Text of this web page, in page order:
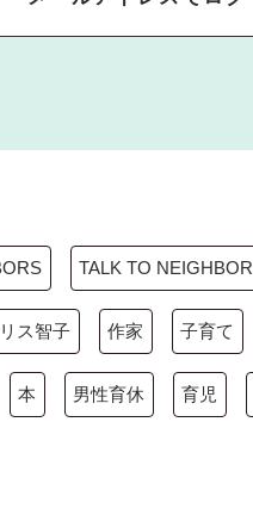
TALK TO
ス智子 作家 子育て
本 男性育休 育児